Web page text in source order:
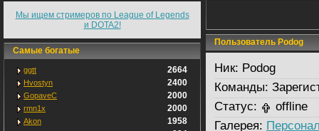
Мы ищем стримеров по League of Legends
и DOTA2!
Самые богатые
ggtt 2664
Hvostyn 2400
GopaveC 2000
rmn1x 2000
Akon 1958
Пользователь Podog
Ник: Podog
Команды:
Статус:
offline
Галерея: